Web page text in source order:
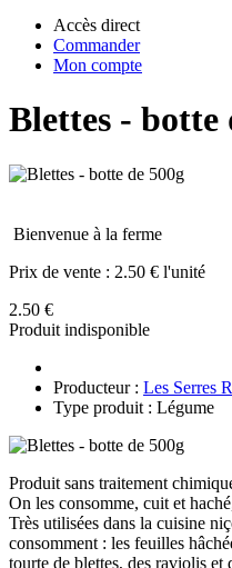
Accès direct
Commander
Mon compte
Blettes - botte
Bienvenue à la ferme
Prix de vente : 2.50 € l'unité
2.50 €
Produit indisponible
Producteur : Les Serres
Type produit : Légume
Produit sans traitement
On les consomme, cuit et
Très utilisées dans la cuisine
consomment : les feuilles
tourte de blettes, des raviolis